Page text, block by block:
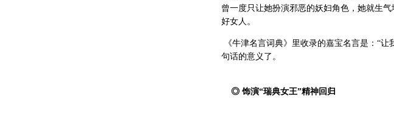
曾一度只让她扮演邪恶的妖妇角色，她就生
好女人。
《牛津名言词典》里收录的嘉宝名言是：“
句话的意义了。
◎ 饰演“瑞典女王”精神回归